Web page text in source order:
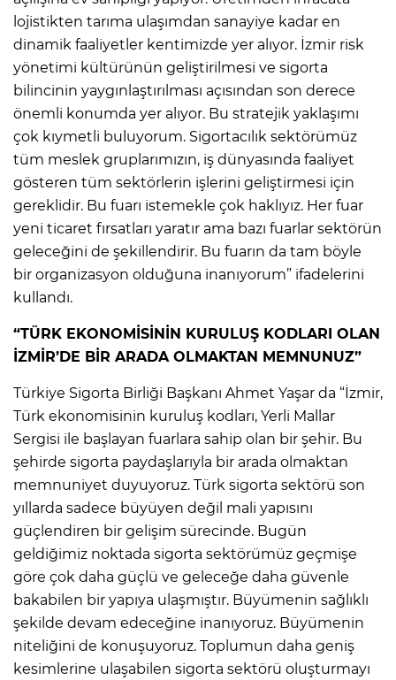
lojistikten tarıma ulaşımdan sanayiye kadar en
dinamik faaliyetler kentimizde yer alıyor. İzmir risk
yönetimi kültürünün geliştirilmesi ve sigorta
bilincinin yaygınlaştırılması açısından son derece
önemli konumda yer alıyor. Bu stratejik yaklaşımı
çok kıymetli buluyorum. Sigortacılık sektörümüz
tüm meslek gruplarımızın, iş dünyasında faaliyet
gösteren tüm sektörlerin işlerini geliştirmesi için
gereklidir. Bu fuarı istemekle çok haklıyız. Her fuar
yeni ticaret fırsatları yaratır ama bazı fuarlar sektörün
geleceğini de şekillendirir. Bu fuarın da tam böyle
bir organizasyon olduğuna inanıyorum” ifadelerini
kullandı.
“TÜRK EKONOMİSİNİN KURULUŞ KODLARI OLAN
İZMİR’DE BİR ARADA OLMAKTAN MEMNUNUZ”
Türkiye Sigorta Birliği Başkanı Ahmet Yaşar da “İzmir,
Türk ekonomisinin kuruluş kodları, Yerli Mallar
Sergisi ile başlayan fuarlara sahip olan bir şehir. Bu
şehirde sigorta paydaşlarıyla bir arada olmaktan
memnuniyet duyuyoruz. Türk sigorta sektörü son
yıllarda sadece büyüyen değil mali yapısını
güçlendiren bir gelişim sürecinde. Bugün
geldiğimiz noktada sigorta sektörümüz geçmişe
göre çok daha güçlü ve geleceğe daha güvenle
bakabilen bir yapıya ulaşmıştır. Büyümenin sağlıklı
şekilde devam edeceğine inanıyoruz. Büyümenin
niteliğini de konuşuyoruz. Toplumun daha geniş
kesimlerine ulaşabilen sigorta sektörü oluşturmayı